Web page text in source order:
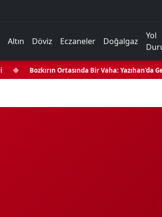
Altın Döviz Eczaneler Doğalgaz
Yol
◆ Bozkırın Ortasında Bir Vaha: Yazıhan’da